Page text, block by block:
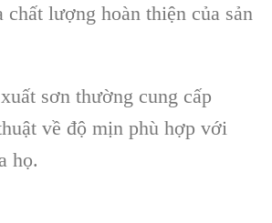
chất lượng hoàn thiện của sản
sơn thường cung cấp
về độ mịn phù hợp với
họ.